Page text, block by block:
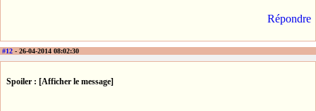
Répondre
#12 - 26-04-2014 08:02:30
Spoiler : [Afficher le message]